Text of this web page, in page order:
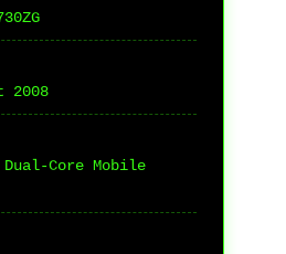
2008
Core Mobile